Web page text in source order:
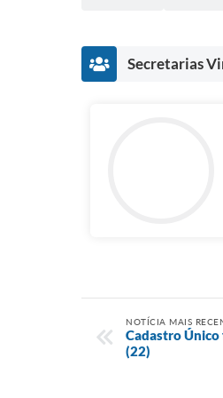
Secretarias
NOTÍCIA MAIS
Cadastro
(22)